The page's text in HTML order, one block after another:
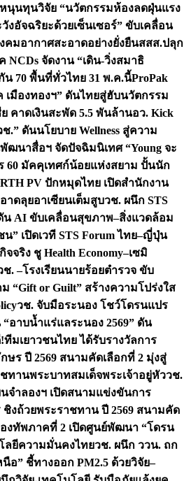
นุนทุนวิจัย “นวัตกรรมห้องลดฝุ่นแรง
งอัจฉริยะด้วยเซ็นเซอร์” ขับเคลื่อน
คมอากาศสะอาดอย่างยั่งยืนสสส.ปลุก
NCDs จัดงาน “เดิน-วิ่งสมาธิ
น 70 พื้นที่ทั่วไทย 31 พ.ค.นี้ProPak
เมืองทองฯ” ดันไทยสู่ฮับนวัตกรรม
คาดเงินสะพัด 5.5 พันล้านอว. Kick
.” ดันนโยบาย Wellness สู่ความ
ฒนาสื่อฯ จัดปัจฉิมนิเทศ “Young จะ
60 มัคคุเทศก์น้อยแห่งสยาม ปั้นนัก
PV ปักหมุดไทย เปิดสำนักงาน
าดลุยอาเซียนเต็มสูบวช. ผนึก STS
น AI ขับเคลื่อนสุขภาพ–สิ่งแวดล้อม
น” เปิดเวที STS Forum ไทย–ญี่ปุ่น
จริง ชู Health Economy–เซมิ
ช. –โรงเรียนนายร้อยตำรวจ ขับ
“Gift or Guilt” สร้างความโปร่งใส
วช. จับมือระนอง โชว์โดรนแปร
อาบน้ำแร่แลระนอง 2569” ดัน
ทีมเยาวชนไทย ได้รับรางวัลการ
ร ปี 2569 สนามคัดเลือกที่ 2 มุ่งสู่
ทานพระบาทสมเด็จพระเจ้าอยู่หัววช.
จำลองฯ เปิดสนามแข่งขันการ
งถ้วยพระราชทาน ปี 2569 สนามคัด
งทัพภาคที่ 2 เปิดศูนย์พัฒนา “โดรน
ลยีความมั่นคงไทยวช. ผนึก ววน. ถก
อ” ชี้ทางออก PM2.5 ด้วยวิจัย–